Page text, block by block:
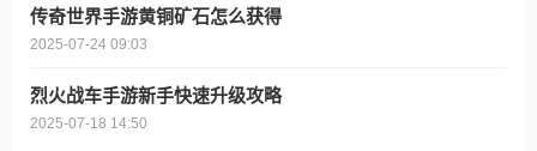
传奇世界手游黄铜矿石怎么获得
2025-07-24 09:03
烈火战车手游新手快速升级攻略
2025-07-18 14:50